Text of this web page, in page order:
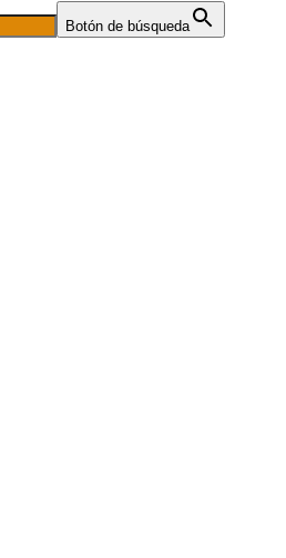
Botón de búsqueda